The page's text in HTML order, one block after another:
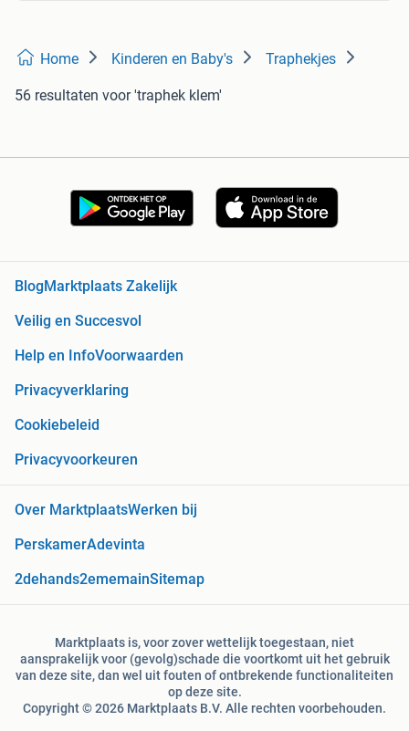
Home Kinderen en Baby's Traphekjes
56 resultaten voor 'traphek klem'
Blog Marktplaats Zakelijk
Veilig en Succesvol
Help en InfoVoorwaarden
Privacyverklaring
Cookiebeleid
Privacyvoorkeuren
Over MarktplaatsWerken bij
PerskamerAdevinta
2dehands2ememainSitemap
Marktplaats is, voor zover wettelijk toegestaan, niet
aansprakelijk voor (gevolg)schade die voortkomt uit het gebruik
van deze site, dan wel uit fouten of ontbrekende functionaliteiten
op deze site.
Copyright © 2026 Marktplaats B.V. Alle rechten voorbehouden.